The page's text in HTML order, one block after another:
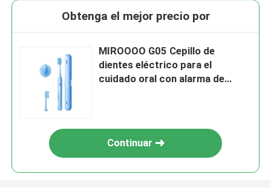
Obtenga el mejor precio por
MIROOOO G05 Cepillo de
dientes eléctrico para el
cuidado oral con alarma de
Continuar